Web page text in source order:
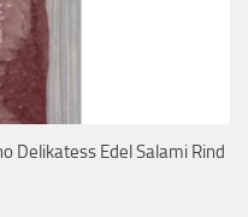
Delikatess Edel Salami Rind